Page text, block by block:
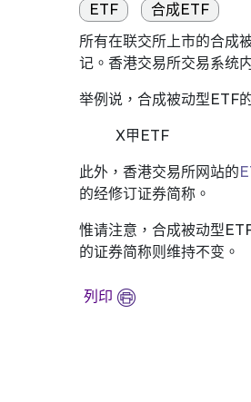
ETF
合成ETF
所有在联交所上市的合
记。香港交易所交易系统
举例说，合成被动型ETF
X甲ETF
此外，香港交易所网站的
的经修订证券简称。
惟请注意，合成被动型
的证券简称则维持不变。
列印